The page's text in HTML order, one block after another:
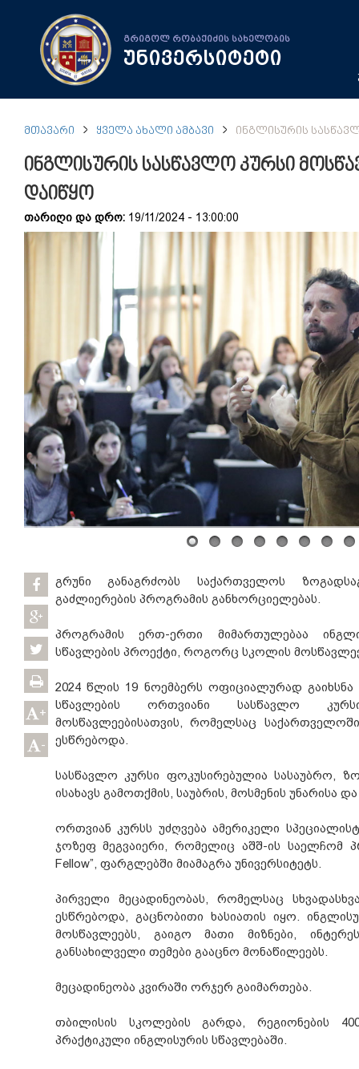
გრიგოლ რობაქიძის სახელობის
უნივერსიტეტი
ᲛᲗᲐᲕᲐᲠᲘ ᲧᲕᲔᲚᲐ ᲐᲮᲐᲚᲘ ᲐᲛᲑᲐᲕᲘ ᲘᲜᲒᲚᲘᲡᲣᲠᲘᲡ
ინგლისურის სასწავლო კურსი
დაიწყო
თარიღი და დრო: 19/11/2024 - 13:00:00
+
-
გრუნი განაგრძობს საქართველოს
გაძლიერების პროგრამის განხორციელებას.
პროგრამის ერთ-ერთი მიმართულებაა
სწავლების პროექტი, როგორც სკოლის
2024 წლის 19 ნოემბერს ოფიციალურად გაიხსნა
სწავლების ორთვიანი სასწავლო
მოსწავლეებისათვის, რომელსაც
ესწრებოდა.
სასწავლო კურსი ფოკუსირებულია სასაუბრო,
ისახავს გამოთქმის, საუბრის, მოსმენის უნარისა
ორთვიან კურსს უძღვება ამერიკელი
ჯოზეფ მეგვაიერი, რომელიც აშშ-ის საელჩომ
Fellow”, ფარგლებში მიამაგრა უნივერსიტეტს.
პირველი მეცადინეობას, რომელსაც
ესწრებოდა, გაცნობითი ხასიათის იყო.
მოსწავლეებს, გაიგო მათი მიზნები,
განსახილველი თემები გააცნო მონაწილეებს.
მეცადინეობა კვირაში ორჯერ გაიმართება.
თბილისის სკოლების გარდა, რეგიონების
პრაქტიკული ინგლისურის სწავლებაში.